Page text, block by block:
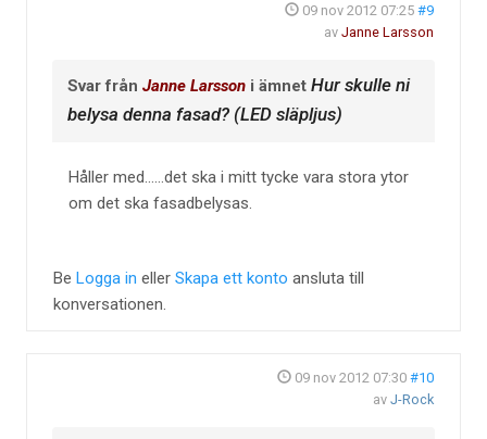
09 nov 2012 07:25 #9
av Janne Larsson
Svar från Janne Larsson i ämnet Hur skulle ni
belysa denna fasad? (LED släpljus)
Håller med......det ska i mitt tycke vara stora ytor
om det ska fasadbelysas.
Be Logga in eller Skapa ett konto ansluta till
konversationen.
09 nov 2012 07:30 #10
av J-Rock